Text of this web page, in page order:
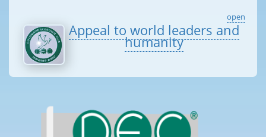
open
Appeal to world leaders and
humanity